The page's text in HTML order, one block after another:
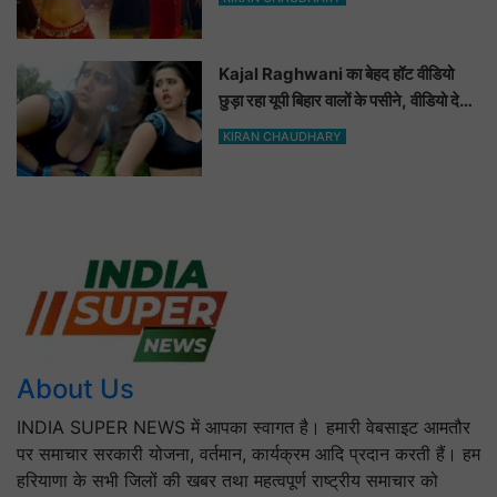
Kajal Raghwani का बेहद हॉट वीडियो
छुड़ा रहा यूपी बिहार वालों के पसीने, वीडियो देख
आप भी हो जाओगे बेकाबू
KIRAN CHAUDHARY
About Us
INDIA SUPER NEWS में आपका स्वागत है। हमारी वेबसाइट आमतौर
पर समाचार सरकारी योजना, वर्तमान, कार्यक्रम आदि प्रदान करती हैं। हम
हरियाणा के सभी जिलों की खबर तथा महत्वपूर्ण राष्ट्रीय समाचार को